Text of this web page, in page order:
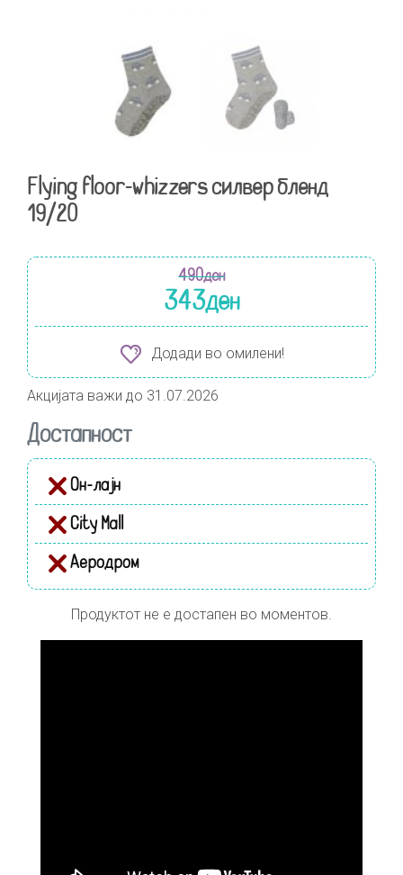
Flying floor-whizzers силвер бленд
19/20
490ден
343ден
Додади во омилени!
Акцијата важи до 31.07.2026
Достапност
Он-лајн
City Mall
Аеродром
Продуктот не е достапен во моментов.